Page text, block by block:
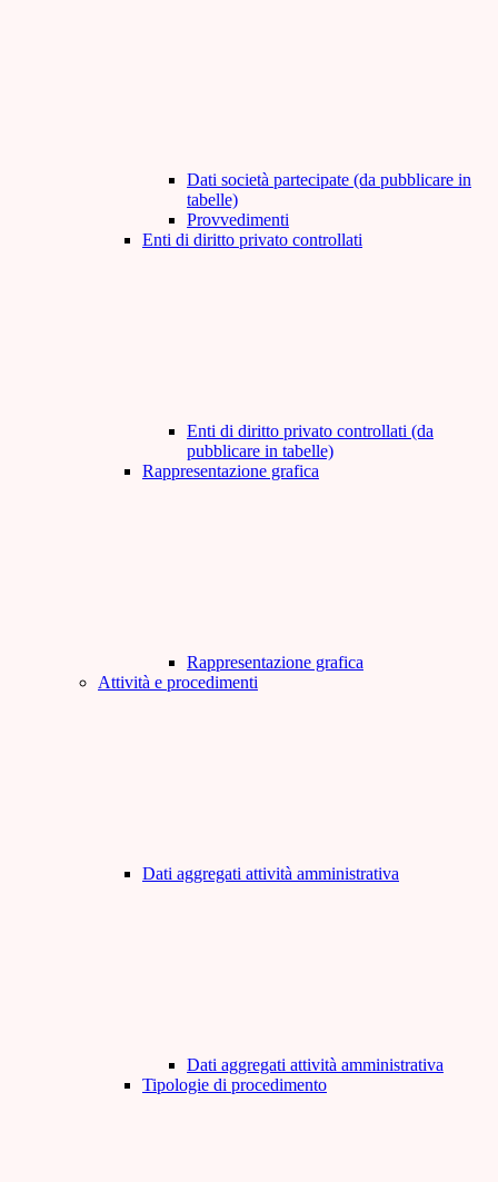
Dati società partecipate (da pubblicare in
tabelle)
Provvedimenti
Enti di diritto privato controllati
Enti di diritto privato controllati (da
pubblicare in tabelle)
Rappresentazione grafica
Rappresentazione grafica
Attività e procedimenti
Dati aggregati attività amministrativa
Dati aggregati attività amministrativa
Tipologie di procedimento